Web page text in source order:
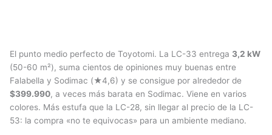
El punto medio perfecto de Toyotomi. La LC-33 entrega 3,2 kW
(50-60 m²), suma cientos de opiniones muy buenas entre
Falabella y Sodimac (★4,6) y se consigue por alrededor de
$399.990, a veces más barata en Sodimac. Viene en varios
colores. Más estufa que la LC-28, sin llegar al precio de la LC-
53: la compra «no te equivocas» para un ambiente mediano.